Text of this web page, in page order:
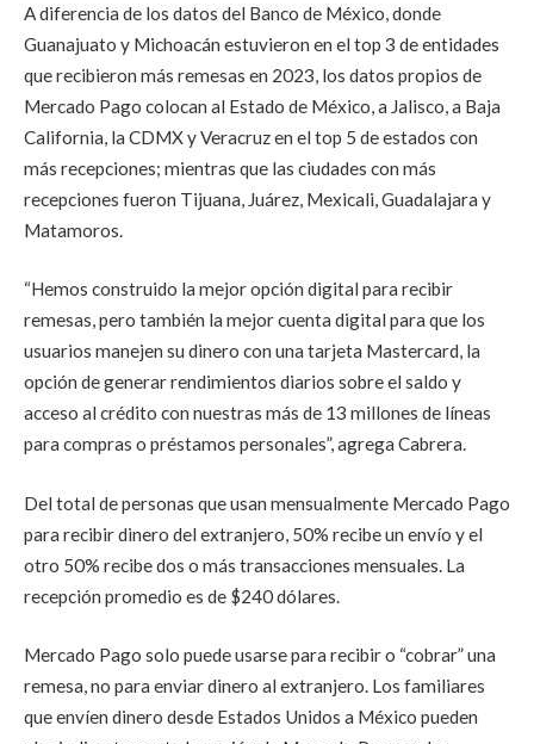
A diferencia de los datos del Banco de México, donde
Guanajuato y Michoacán estuvieron en el top 3 de entidades
que recibieron más remesas en 2023, los datos propios de
Mercado Pago colocan al Estado de México, a Jalisco, a Baja
California, la CDMX y Veracruz en el top 5 de estados con
más recepciones; mientras que las ciudades con más
recepciones fueron Tijuana, Juárez, Mexicali, Guadalajara y
Matamoros.
“Hemos construido la mejor opción digital para recibir
remesas, pero también la mejor cuenta digital para que los
usuarios manejen su dinero con una tarjeta Mastercard, la
opción de generar rendimientos diarios sobre el saldo y
acceso al crédito con nuestras más de 13 millones de líneas
para compras o préstamos personales”, agrega Cabrera.
Del total de personas que usan mensualmente Mercado Pago
para recibir dinero del extranjero, 50% recibe un envío y el
otro 50% recibe dos o más transacciones mensuales. La
recepción promedio es de $240 dólares.
Mercado Pago solo puede usarse para recibir o “cobrar” una
remesa, no para enviar dinero al extranjero. Los familiares
que envíen dinero desde Estados Unidos a México pueden